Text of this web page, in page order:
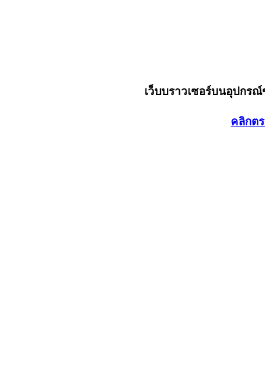
เว็บบราวเซอร์บนอุปกร
คลิกต